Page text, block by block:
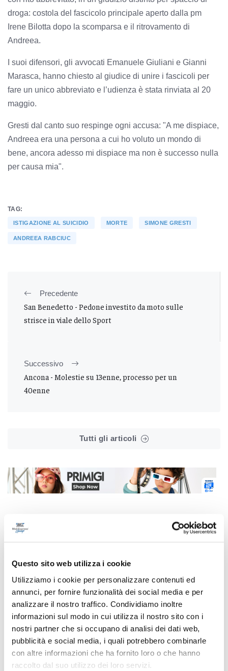
Questo sito web utilizza i cookie
Utilizziamo i cookie per personalizzare contenuti ed
annunci, per fornire funzionalità dei social media e per
analizzare il nostro traffico. Condividiamo inoltre
informazioni sul modo in cui utilizza il nostro sito con i
nostri partner che si occupano di analisi dei dati web,
pubblicità e social media, i quali potrebbero combinarle
con altre informazioni che ha fornito loro o che hanno
raccolto dal suo utilizzo dei loro servizi.
droga: costola del fascicolo principale aperto dalla pm
Irene Bilotta dopo la scomparsa e il ritrovamento di
Andreea.
I suoi difensori, gli avvocati Emanuele Giuliani e Gianni
Marasca, hanno chiesto al giudice di unire i fascicoli per
fare un unico abbreviato e l’udienza è stata rinviata al 20
maggio.
Gresti dal canto suo respinge ogni accusa: "A me dispiace,
Andreea era una persona a cui ho voluto un mondo di
bene, ancora adesso mi dispiace ma non è successo nulla
per causa mia".
TAG:
ISTIGAZIONE AL SUICIDIO MORTE SIMONE GRESTI
ANDREEA RABCIUC
Precedente
San Benedetto - Pedone investito da moto sulle
strisce in viale dello Sport
Successivo
Ancona - Molestie su 13enne, processo per un
40enne
Tutti gli articoli
Correlati